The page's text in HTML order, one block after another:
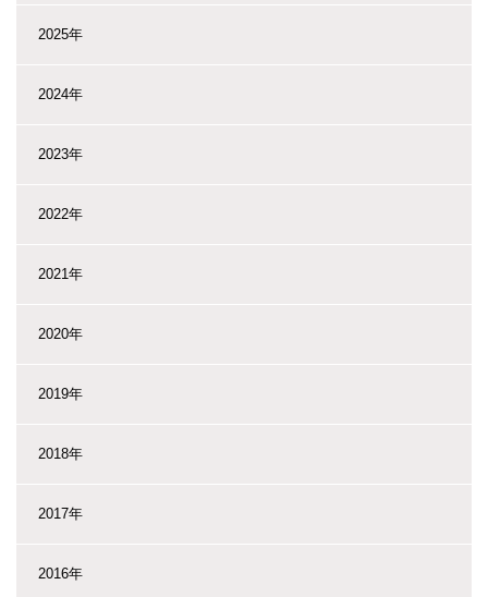
2025年
2024年
2023年
2022年
2021年
2020年
2019年
2018年
2017年
2016年